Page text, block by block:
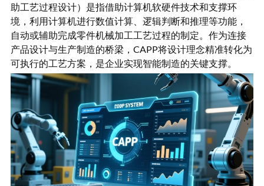
助工艺过程设计）是指借助计算机软硬件技术和支撑环
境，利用计算机进行数值计算、逻辑判断和推理等功能，
自动或辅助完成零件机械加工工艺过程的制定。作为连接
产品设计与生产制造的桥梁，CAPP将设计理念精准转化为
可执行的工艺方案，是企业实现智能制造的关键支撑。